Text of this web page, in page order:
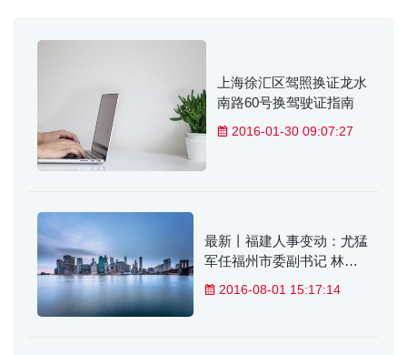
上海徐汇区驾照换证龙水
南路60号换驾驶证指南
2016-01-30 09:07:27
最新丨福建人事变动：尤猛
军任福州市委副书记 林国
耀任龙岩代市长……
2016-08-01 15:17:14